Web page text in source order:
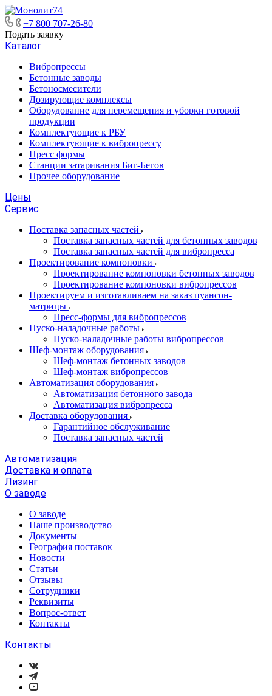
+7 800 707-26-80
Подать заявку
Каталог
Вибропрессы
Бетонные заводы
Бетоносмесители
Дозирующие комплексы
Оборудование для перемещения и уборки готовой
продукции
Комплектующие к РБУ
Комплектующие к вибропрессу
Пресс формы
Станции затаривания Биг-Бегов
Прочее оборудование
Цены
Сервис
Поставка запасных частей
Поставка запасных частей для бетонных заводов
Поставка запасных частей для вибропресса
Проектирование компоновки
Проектирование компоновки бетонных заводов
Проектирование компоновки вибропрессов
Проектируем и изготавливаем на заказ пуансон-
матрицы
Пресс-формы для вибропрессов
Пуско-наладочные работы
Пуско-наладочные работы вибропрессов
Шеф-монтаж оборудования
Шеф-монтаж бетонных заводов
Шеф-монтаж вибропрессов
Автоматизация оборудования
Автоматизация бетонного завода
Автоматизация вибропресса
Доставка оборудования
Гарантийное обслуживание
Поставка запасных частей
Автоматизация
Доставка и оплата
Лизинг
О заводе
О заводе
Наше производство
Документы
География поставок
Новости
Статьи
Отзывы
Сотрудники
Реквизиты
Вопрос-ответ
Контакты
Контакты